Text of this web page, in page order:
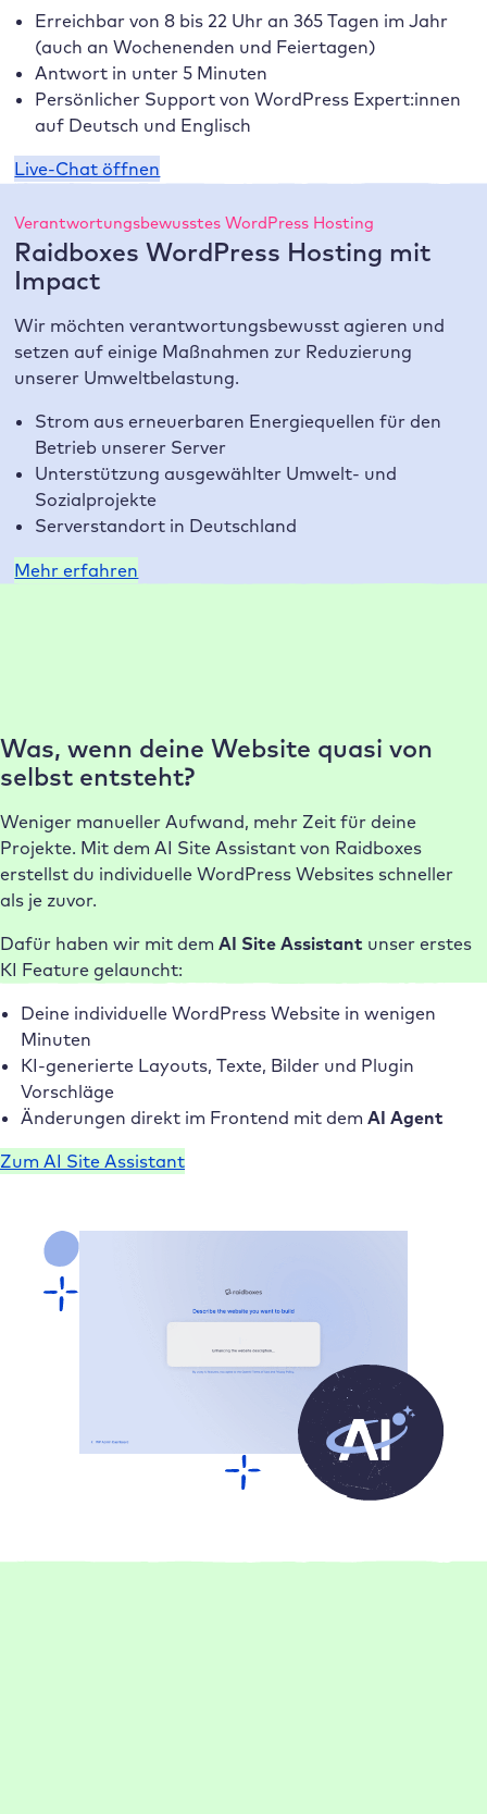
Erreichbar von 8 bis 22 Uhr an 365 Tagen im Jahr
(auch an Wochenenden und Feiertagen)
Antwort in unter 5 Minuten
Persönlicher Support von WordPress Expert:innen
auf Deutsch und Englisch
Live-Chat öffnen
Verantwortungsbewusstes WordPress Hosting
Raidboxes WordPress Hosting mit
Impact
Wir möchten verantwortungsbewusst agieren und
setzen auf einige Maßnahmen zur Reduzierung
unserer Umweltbelastung.
Strom aus erneuerbaren Energiequellen für den
Betrieb unserer Server
Unterstützung ausgewählter Umwelt- und
Sozialprojekte
Serverstandort in Deutschland
Mehr erfahren
Was, wenn deine Website quasi von
selbst entsteht?
Weniger manueller Aufwand, mehr Zeit für deine
Projekte. Mit dem AI Site Assistant von Raidboxes
erstellst du individuelle WordPress Websites schneller
als je zuvor.
Dafür haben wir mit dem AI Site Assistant unser erstes
KI Feature gelauncht:
Deine individuelle WordPress Website in wenigen
Minuten
KI-generierte Layouts, Texte, Bilder und Plugin
Vorschläge
Änderungen direkt im Frontend mit dem AI Agent
Zum AI Site Assistant